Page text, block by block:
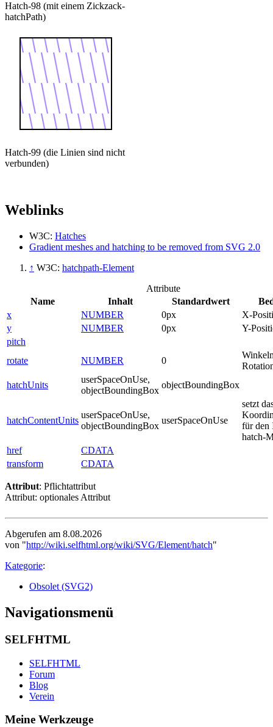
Hatch-98 (mit einem Zickzack-
hatchPath)
Hatch-99 (die Linien sind nicht
verbunden)
Weblinks
W3C: Hatches
Gradient meshes and hatching to be removed from SVG 2.0
↑ W3C: hatchpath-Element
Attribute
Name
Inhalt Standardwert
x
NUMBER 0px
X-
y
NUMBER 0px
Y-
pitch
rotate
NUMBER 0
hatchUnits
userSpaceOnUse,
objectBoundingBox
objectBoundingBox
hatchContentUnits
userSpaceOnUse,
objectBoundingBox
userSpaceOnUse
setzt
für den
hatch-
href
CDATA
transform
CDATA
Attribut: Pflichtattribut
Attribut: optionales Attribut
Abgerufen am 8.08.2026
von "http://wiki.selfhtml.org/wiki/SVG/Element/hatch"
Kategorie:
Obsolet (SVG2)
Navigationsmenü
SELFHTML
SELFHTML
Forum
Blog
Verein
Meine Werkzeuge